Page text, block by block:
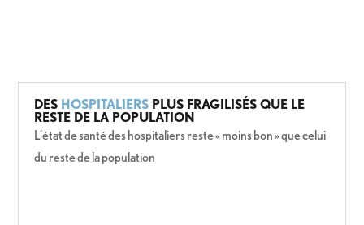
DES HOSPITALIERS PLUS FRAGILISÉS QUE LE
RESTE DE LA POPULATION
L’état de santé des hospitaliers reste « moins bon » que celui
du reste de la population